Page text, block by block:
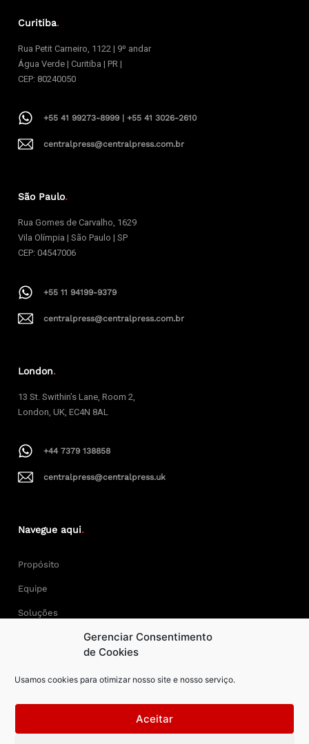
Gerenciar Consentimento
de Cookies
Usamos cookies para otimizar nosso site e nosso serviço.
Aceitar
Curitiba.
Rua Petit Carneiro, 1122 | 9º andar
Água Verde | Curitiba | PR |
CEP: 80240050
+55 41 99273-8999 | +55 41 3026-2610
centralpress@centralpress.com.br
São Paulo.
Rua Gomes de Carvalho, 1629
Vila Olímpia | São Paulo | SP
CEP: 04547006
+55 11 94199-9379
centralpress@centralpress.com.br
London.
13 St. Swithin’s Lane, Room 2,
London, UK, EC4N 8AL
+44 7379 138858
centralpress@centralpress.uk
Navegue aqui.
Propósito
Equipe
Soluções
Central Press – todos os direitos reservados. Developer: